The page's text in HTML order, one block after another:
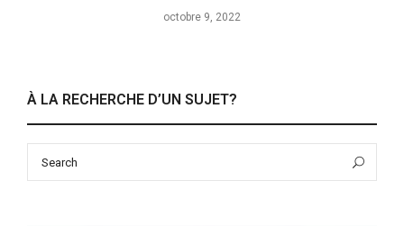
octobre 9, 2022
À LA RECHERCHE D’UN SUJET?